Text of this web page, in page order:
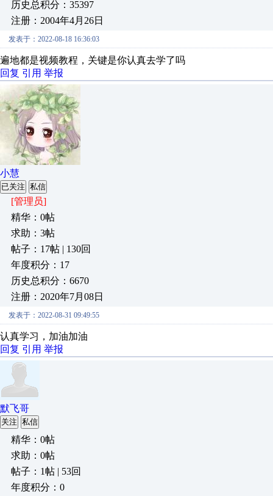
历史总积分：35397
注册：2004年4月26日
发表于：2022-08-18 16:36:03
遍地都是视频教程，关键是你认真去学了吗
回复 引用 举报
小慧
已关注 私信
[管理员]
精华：0帖
求助：3帖
帖子：17帖 | 130回
年度积分：17
历史总积分：6670
注册：2020年7月08日
发表于：2022-08-31 09:49:55
认真学习，加油加油
回复 引用 举报
默飞哥
关注 私信
精华：0帖
求助：0帖
帖子：1帖 | 53回
年度积分：0